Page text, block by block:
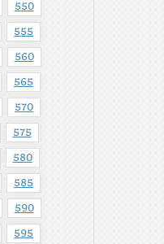
550
555
560
565
570
575
580
585
590
595